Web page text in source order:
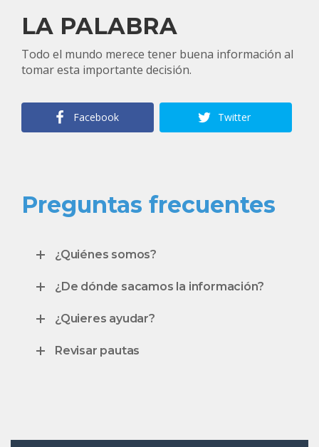
LA PALABRA
Todo el mundo merece tener buena información al
tomar esta importante decisión.
Facebook Twitter
Preguntas frecuentes
¿Quiénes somos?
¿De dónde sacamos la información?
¿Quieres ayudar?
Revisar pautas